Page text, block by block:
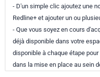
- D'un simple clic ajoutez une
Redline+ et ajouter un ou
- Que vous soyez en cours
déjà disponible dans votre
disponible à chaque étape
dans la mise en place au sein